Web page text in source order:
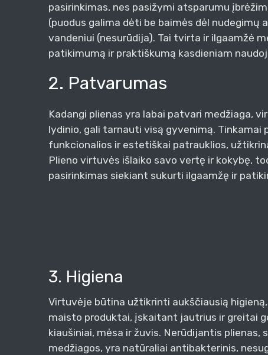
pasirinkimas, nes pasižymi atsparumu
(puodus galima dėti be baimės dėl nudegimų
vandeniui (nesurūdija). Tai tvirta ir ilgaamžė
patikimumą ir praktiškumą kasdieniam
2. Patvarumas
Kadangi plienas yra labai patvari medžiaga,
lydinio, gali tarnauti visą gyvenimą. Tinkamai
funkcionalios ir estetiškai patrauklios,
Plieno virtuvės išlaiko savo vertę ir kokybę,
pasirinkimas siekiant sukurti ilgaamžę ir
3. Higiena
Virtuvėje būtina užtikrinti aukščiausią
maisto produktai, įskaitant jautrius ir greitai
kiaušiniai, mėsa ir žuvis. Nerūdijantis plienas,
medžiagos, yra natūraliai antibakterinis,